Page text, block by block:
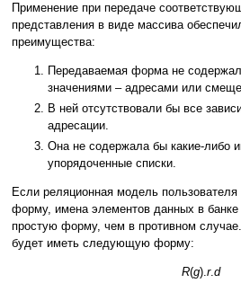
Применение при передаче
представления в виде массива
преимущества:
Передаваемая форма не
значениями – адресами или
В ней отсутствовали бы все
адресации.
Она не содержала бы какие-либо
упорядоченные списки.
Если реляционная модель
форму, имена элементов данных в
простую форму, чем в противном
будет иметь следующую форму:
R(g). r. d